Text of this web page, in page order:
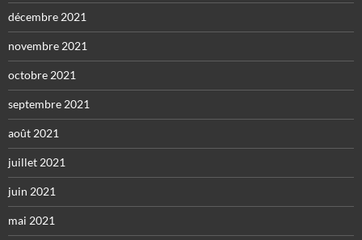
décembre 2021
novembre 2021
octobre 2021
septembre 2021
août 2021
juillet 2021
juin 2021
mai 2021